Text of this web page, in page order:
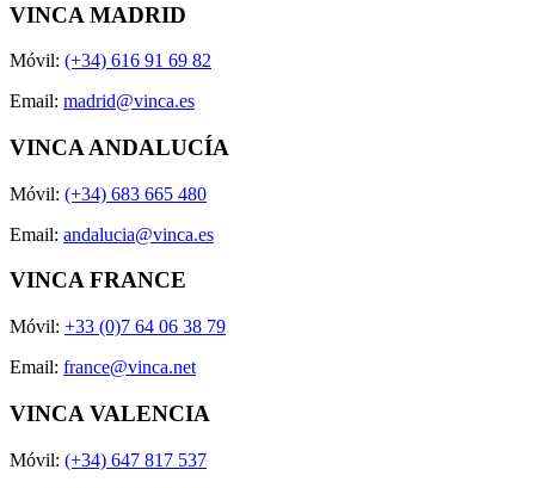
VINCA MADRID
Móvil: (+34) 616 91 69 82
Email: madrid@vinca.es
VINCA ANDALUCÍA
Móvil: (+34) 683 665 480
Email: andalucia@vinca.es
VINCA FRANCE
Móvil: +33 (0)7 64 06 38 79
Email: france@vinca.net
VINCA VALENCIA
Móvil: (+34) 647 817 537